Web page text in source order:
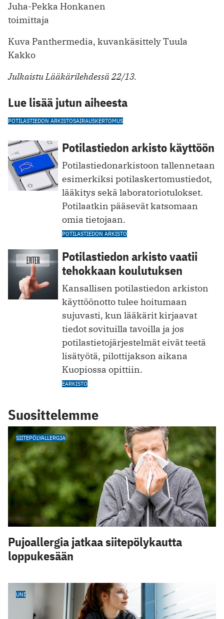
Juha-Pekka Honkanen
toimittaja
Kuva Panthermedia, kuvankäsittely Tuula
Kakko
Julkaistu Lääkärilehdessä 22/13.
Lue lisää jutun aiheesta
POTILASTIEDON ARKISTOSAIRAUSKERTOMUS
Potilastiedon arkisto käyttöön
Potilastiedonarkistoon tallennetaan
esimerkiksi potilaskertomustiedot,
lääkitys sekä laboratoriotulokset.
Potilaatkin pääsevät katsomaan
omia tietojaan.
POTILASTIEDON ARKISTO
Potilastiedon arkisto vaatii
tehokkaan koulutuksen
Kansallisen potilastiedon arkiston
käyttöönotto tulee hoitumaan
sujuvasti, kun lääkärit kirjaavat
tiedot sovituilla tavoilla ja jos
potilastietojärjestelmät eivät teetä
lisätyötä, pilottijakson aikana
Kuopiossa opittiin.
EARKISTO
Suosittelemme
SIITEPÖLYALLERGIA
Pujoallergia jatkaa siitepölykautta
loppukesään
UNI